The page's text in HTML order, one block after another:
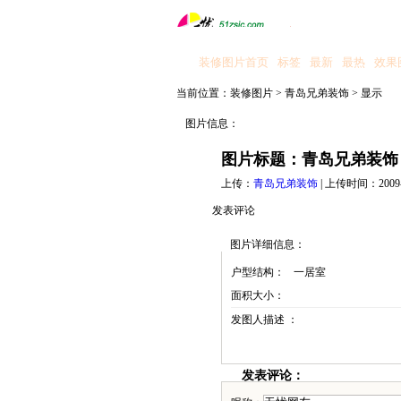
装修图片首页 标签 最新 最热 效果
当前位置： 装修图片 > 青岛兄弟装饰 > 显示
图片信息：
图片标题：青岛兄弟装饰
上传： 青岛兄弟装饰 | 上传时间：
图片详细信息：
户型结构：
发图人描述 ：